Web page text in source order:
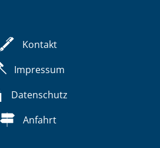
Kontakt
Impressum
Datenschutz
Anfahrt